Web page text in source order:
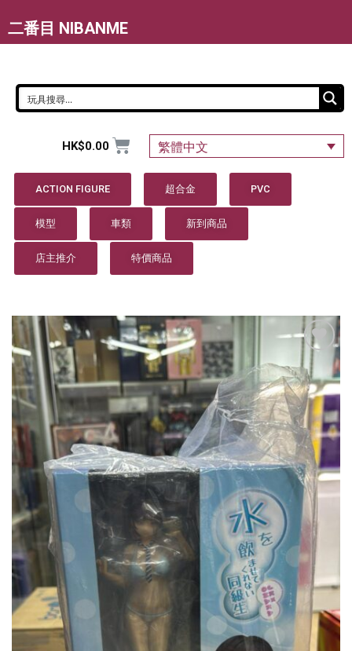
二番目 NIBANME
HK$0.00 繁體中文
ACTION FIGURE 超合金 PVC
模型 車類 新到商品
店主推介 特價商品